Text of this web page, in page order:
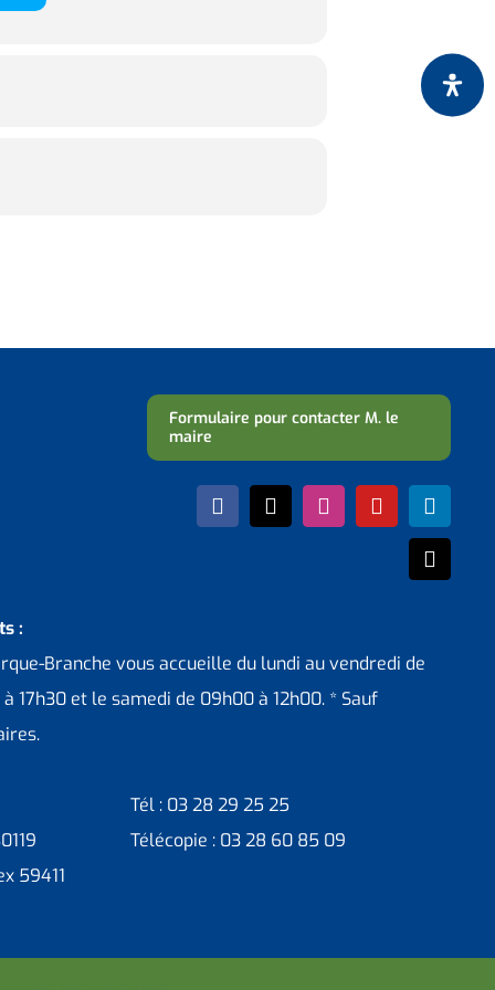
Formulaire pour contacter M. le
maire
:
Branche vous accueille du lundi au vendredi de
17h30 et le samedi de 09h00 à 12h00. * Sauf
59411
Tél : 03 28 29 25 25
Télécopie : 03 28 60 85 09